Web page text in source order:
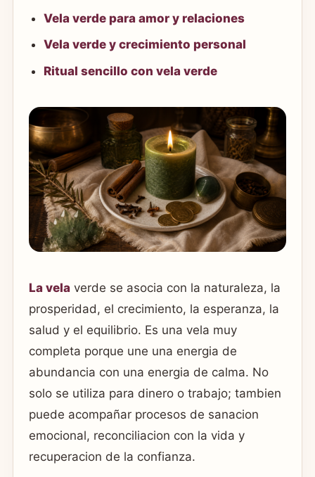
Vela verde para amor y relaciones
Vela verde y crecimiento personal
Ritual sencillo con vela verde
La vela verde se asocia con la naturaleza, la
prosperidad, el crecimiento, la esperanza, la
salud y el equilibrio. Es una vela muy
completa porque une una energia de
abundancia con una energia de calma. No
solo se utiliza para dinero o trabajo; tambien
puede acompañar procesos de sanacion
emocional, reconciliacion con la vida y
recuperacion de la confianza.